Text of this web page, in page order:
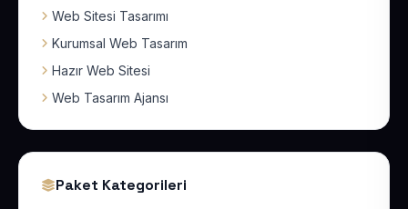
Web Sitesi Tasarımı
Kurumsal Web Tasarım
Hazır Web Sitesi
Web Tasarım Ajansı
Paket Kategorileri